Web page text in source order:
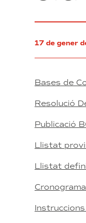
17 de gener
Bases de
Resolució
Publicació
Llistat
Llistat